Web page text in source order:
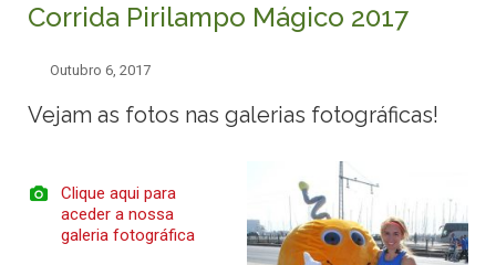
Corrida Pirilampo Mágico 2017
Outubro 6, 2017
Vejam as fotos nas galerias fotográficas!
Clique aqui para
aceder a nossa
galeria fotográfica